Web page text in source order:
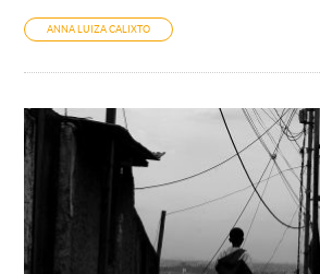
ANNA LUIZA CALIXTO